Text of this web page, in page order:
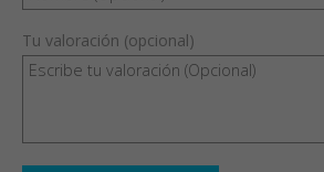
Tu valoración (opcional)